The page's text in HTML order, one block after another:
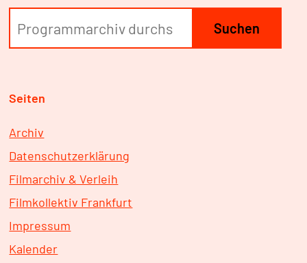
Suchen
Seiten
Archiv
Datenschutzerklärung
Filmarchiv & Verleih
Filmkollektiv Frankfurt
Impressum
Kalender